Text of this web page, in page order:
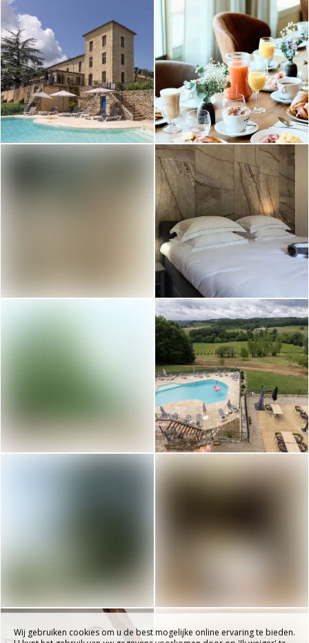
Wij gebruiken cookies om u de best mogelijke online ervaring te bieden.